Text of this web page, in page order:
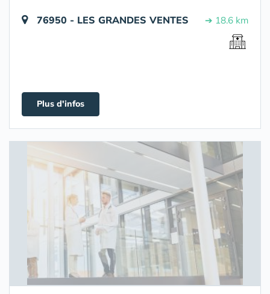
76950 - LES GRANDES VENTES ➔ 18.6 km
Plus d'infos